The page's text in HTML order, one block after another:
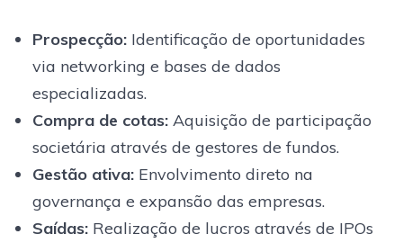
Prospecção:Identificação de oportunidades
via networking e bases de dados
especializadas.
Compra de cotas:Aquisição de participação
societária através de gestores de fundos.
Gestão ativa:Envolvimento direto na
governança e expansão das empresas.
Saídas:Realização de lucros através de IPOs